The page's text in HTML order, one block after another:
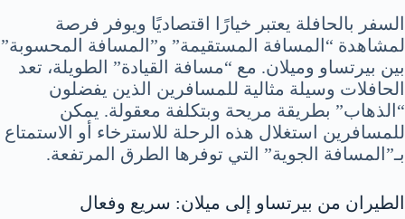
السفر بالحافلة يعتبر خيارًا اقتصاديًا ويوفر فرصة
لمشاهدة “المسافة المستقيمة” و”المسافة المحسوبة”
بين بيرتساو وميلان. مع “مسافة القيادة” الطويلة، تعد
الحافلات وسيلة مثالية للمسافرين الذين يفضلون
“الذهاب” بطريقة مريحة وبتكلفة معقولة. يمكن
للمسافرين استغلال هذه الرحلة للاسترخاء أو الاستمتاع
بـ”المسافة الجوية” التي توفرها الطرق المرتفعة.
الطيران من بيرتساو إلى ميلان: سريع وفعال